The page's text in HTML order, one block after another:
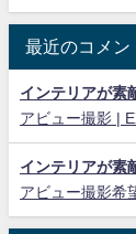
最近のコメン
インテリアが
アビュー撮影 |
インテリアが
アビュー撮影希